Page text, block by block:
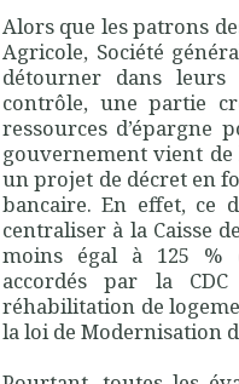
Alors que les patrons
Agricole, Société
détourner dans leurs
contrôle, une partie
ressources d’épargne
gouvernement vient
un projet de décret en
bancaire. En effet, ce
centraliser à la Caisse
moins égal à 125 %
accordés par la
réhabilitation de
la loi de Modernisation